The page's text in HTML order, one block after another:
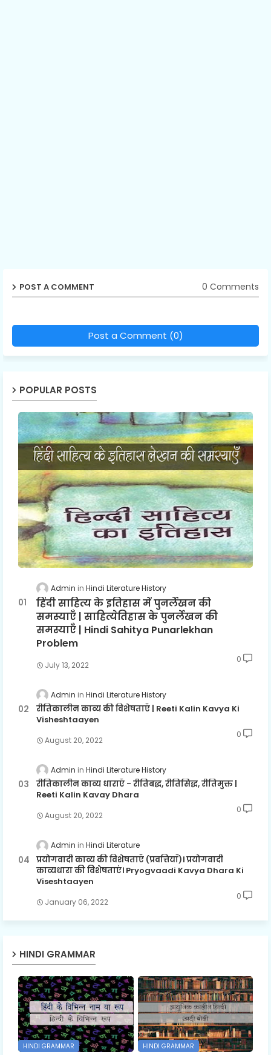
POST A COMMENT 0 Comments
Post a Comment (0)
POPULAR POSTS
Admin Hindi Literature History
हिंदी साहित्य के इतिहास में पुनर्लेखन की
समस्याएँ | साहित्येतिहास के पुनर्लेखन की
समस्याएँ | Hindi Sahitya Punarlekhan
Problem
July 13, 2022
0
Admin Hindi Literature History
रीतिकालीन काव्य की विशेषताएँ | Reeti Kalin Kavya Ki
Visheshtaayen
August 20, 2022
0
Admin Hindi Literature History
रीतिकालीन काव्य धाराएँ - रीतिबद्ध, रीतिसिद्ध, रीतिमुक्त |
Reeti Kalin Kavay Dhara
August 20, 2022
0
Admin Hindi Literature
प्रयोगवादी काव्य की विशेषताएँ (प्रवत्तियाँ)। प्रयोगवादी
काव्यधारा की विशेषताएं। Pryogvaadi Kavya Dhara Ki
Viseshtaayen
January 06, 2022
0
HINDI GRAMMAR
HINDI GRAMMAR HINDI GRAMMAR